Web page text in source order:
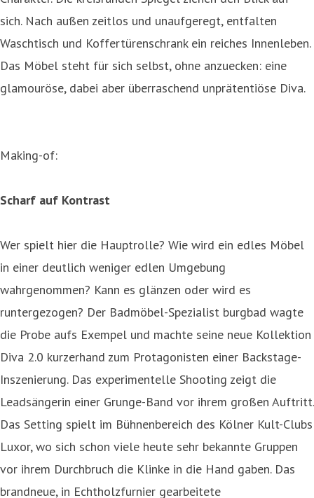
sich. Nach außen zeitlos und unaufgeregt, entfalten
Waschtisch und Koffertürenschrank ein reiches Innenleben.
Das Möbel steht für sich selbst, ohne anzuecken: eine
glamouröse, dabei aber überraschend unprätentiöse Diva.
Making-of:
Scharf auf Kontrast
Wer spielt hier die Hauptrolle? Wie wird ein edles Möbel
in einer deutlich weniger edlen Umgebung
wahrgenommen? Kann es glänzen oder wird es
runtergezogen? Der Badmöbel-Spezialist burgbad wagte
die Probe aufs Exempel und machte seine neue Kollektion
Diva 2.0 kurzerhand zum Protagonisten einer Backstage-
Inszenierung. Das experimentelle Shooting zeigt die
Leadsängerin einer Grunge-Band vor ihrem großen Auftritt.
Das Setting spielt im Bühnenbereich des Kölner Kult-Clubs
Luxor, wo sich schon viele heute sehr bekannte Gruppen
vor ihrem Durchbruch die Klinke in die Hand gaben. Das
brandneue, in Echtholzfurnier gearbeitete